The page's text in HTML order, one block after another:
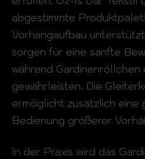
abgestimmte
Vorhangaufbau
sorgen für eine sanfte
während
gewährleisten. Die
ermöglicht zusätzlich eine
Bedienung größerer
In der Praxis wird das